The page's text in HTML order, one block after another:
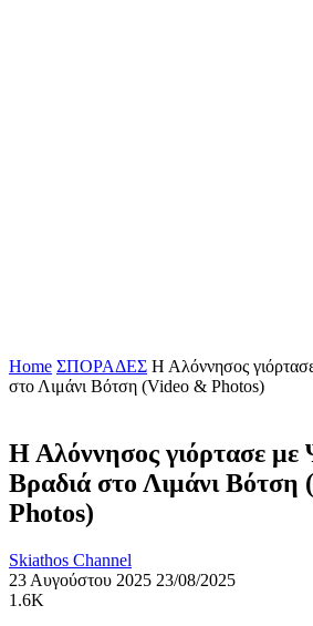
Home ΣΠΟΡΑΔΕΣ Η Αλόννησος
στο Λιμάνι Βότση (Video & Photos)
Η Αλόννησος γιόρτασε με
Βραδιά στο Λιμάνι Βότση
Photos)
Skiathos Channel
23 Αυγούστου 2025 23/08/2025
1.6K